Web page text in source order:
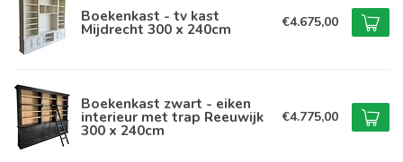
Boekenkast - tv kast
Mijdrecht 300 x 240cm €4.675,00
Boekenkast zwart - eiken
interieur met trap Reeuwijk
300 x 240cm
€4.775,00